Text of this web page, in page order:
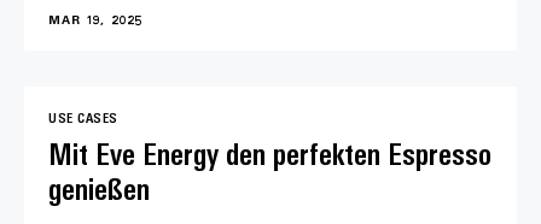
MAR 19, 2025
USE CASES
Mit Eve Energy den perfekten Espresso
genießen